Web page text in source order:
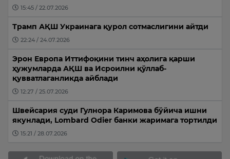
15:45 / 22.07.2026
Трамп АҚШ Украинага қурол сотмаслигини айтди
22:24 / 24.07.2026
Эрон Европа Иттифоқини тинч аҳолига қарши
ҳужумларда АҚШ ва Исроилни қўллаб-
қувватлаганликда айблади
12:27 / 25.07.2026
Швейсария суди Гулнора Каримова бўйича ишни
якунлади, Lombard Odier банки жаримага тортилди
15:21 / 28.07.2026